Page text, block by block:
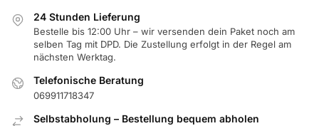
24 Stunden Lieferung
Bestelle bis 12:00 Uhr – wir versenden dein Paket noch am
selben Tag mit DPD. Die Zustellung erfolgt in der Regel am
nächsten Werktag.
Telefonische Beratung
069911718347
Selbstabholung – Bestellung bequem abholen